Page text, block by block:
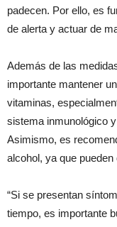
padecen. Por ello, es
de alerta y actuar de
Además de las
importante mantener
vitaminas,
sistema inmunológico
Asimismo, es
alcohol, ya que
“Si se presentan
tiempo, es importante